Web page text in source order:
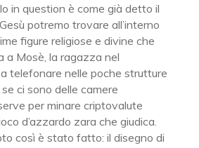
in question è come già detto il
potremo trovare all’interno
figure religiose e divine che
a Mosè, la ragazza nel
telefonare nelle poche strutture
ci sono delle camere
per minare criptovalute
d’azzardo zara che giudica.
così è stato fatto: il disegno di